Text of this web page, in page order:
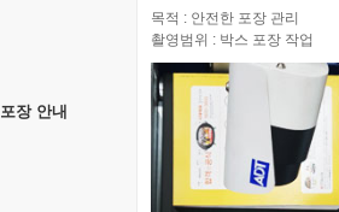
포장 안내
목적 : 안전한 포장 관리
촬영범위 : 박스 포장 작업